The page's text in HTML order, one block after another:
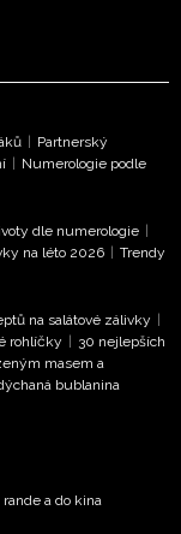
s.r.o. bude s
a
exkluzivní
Zásad ochrany
toto pole.
Partnerský
Numerologie podle
dle numerologie
na léto 2026
Trendy
na salátové zálivky
rohlíčky
30 nejlepších
masem a
bublanina
a do kina